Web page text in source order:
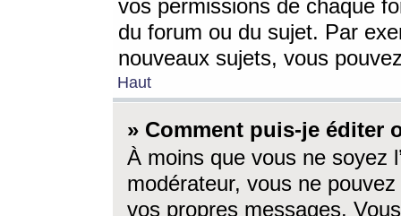
vos permissions de chaque
du forum ou du sujet. Par
nouveaux sujets, vous
Haut
» Comment puis-je éditer
À moins que vous ne soyez
modérateur, vous ne
vos propres messages.